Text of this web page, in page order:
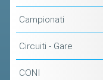
Campionati
Circuiti - Gare
CONI